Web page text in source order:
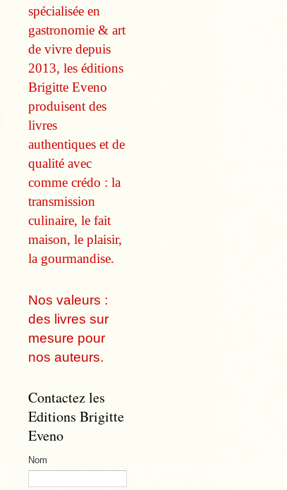
spécialisée en
gastronomie & art
de vivre depuis
2013, les éditions
Brigitte Eveno
produisent des
livres
authentiques et de
qualité avec
comme crédo : la
transmission
culinaire, le fait
maison, le plaisir,
la gourmandise.
Nos valeurs :
des livres sur
mesure pour
nos auteurs.
Contactez les
Editions Brigitte
Eveno
Nom